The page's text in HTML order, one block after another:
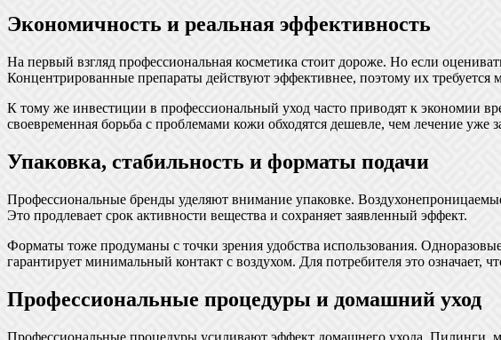
Экономичность и реальная эффективность
На первый взгляд профессиональная косметика стоит дороже. Но если
Концентрированные препараты действуют эффективнее, поэтому их
К тому же инвестиции в профессиональный уход часто приводят к экономии
своевременная борьба с проблемами кожи обходятся дешевле, чем лечение уже
Упаковка, стабильность и форматы подачи
Профессиональные бренды уделяют внимание упаковке.
Это продлевает срок активности вещества и сохраняет заявленный эффект.
Форматы тоже продуманы с точки зрения удобства использования.
гарантирует минимальный контакт с воздухом. Для потребителя это означает,
Профессиональные процедуры и домашний уход
Профессиональные процедуры усиливают эффект домашнего ухода. Пилинги,